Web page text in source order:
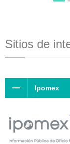
Sitios de
Ipomex